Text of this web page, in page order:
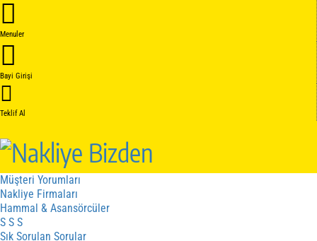
Menuler
Bayi Girişi
Teklif Al
Hakkımızda
Hakkımızda
Hizmetler
Hizmet Sözleşmesi
Gizlilik Sözleşmesi
Hizmetler
Kampanyalar
Sistem Nasıl Çalışır
Müşteri Yorumları
Nakliye Firmaları
Hammal & Asansörcüler
S S S
Sık Sorulan Sorular